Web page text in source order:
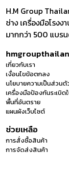
H.M Group
ช่าง เครื่องมือโรง
มากกว่า 500 แบร
เกี่ยวกับเรา
เงื่อนไขข้อตกลง
นโยบายความเป็นส่วนตั
เครื่องมือป้องกันระเบิ
พื้นที่อันตราย
แผนผังเว็บไซต์
ช่วยเหลือ
การสั่งซื้อสินค้า
การจัดส่งสินค้า